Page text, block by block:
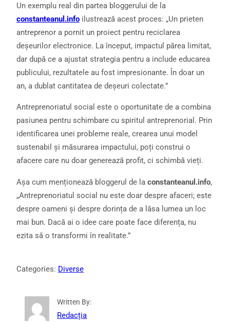
Un exemplu real din partea bloggerului de la
constanteanul.info ilustrează acest proces: „Un prieten
antreprenor a pornit un proiect pentru reciclarea
deșeurilor electronice. La început, impactul părea limitat,
dar după ce a ajustat strategia pentru a include educarea
publicului, rezultatele au fost impresionante. În doar un
an, a dublat cantitatea de deșeuri colectate.”
Antreprenoriatul social este o oportunitate de a combina
pasiunea pentru schimbare cu spiritul antreprenorial. Prin
identificarea unei probleme reale, crearea unui model
sustenabil și măsurarea impactului, poți construi o
afacere care nu doar generează profit, ci schimbă vieți.
Așa cum menționează bloggerul de la constanteanul.info,
„Antreprenoriatul social nu este doar despre afaceri; este
despre oameni și despre dorința de a lăsa lumea un loc
mai bun. Dacă ai o idee care poate face diferența, nu
ezita să o transformi în realitate.”
Categories: Diverse
Written By:
Redacția